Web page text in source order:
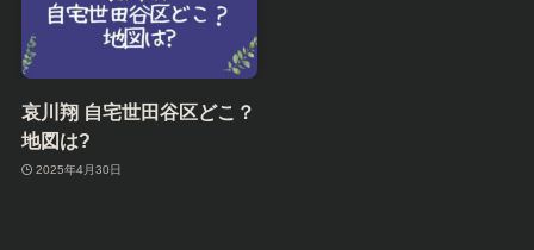
哀川翔 自宅世田谷区どこ？
地図は?
2025年4月30日